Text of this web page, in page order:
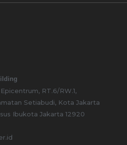
RT.6/RW.1,
Setiabudi, Kota Jakarta
Ibukota Jakarta 12920